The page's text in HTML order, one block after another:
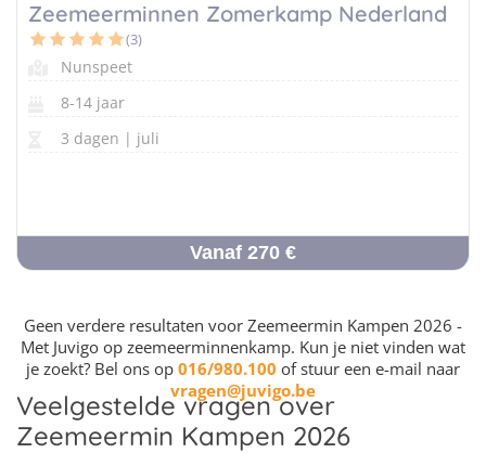
Vind jouw perfecte kamp
Beantwoord een paar korte vragen en wij doen de rest.
Zeemeerminnen Zomerkamp Nederland
(3)
Nunspeet
8-14 jaar
3 dagen | juli
Vanaf 270 €
Geen verdere resultaten voor Zeemeermin Kampen 2026 -
Met Juvigo op zeemeerminnenkamp. Kun je niet vinden wat
je zoekt? Bel ons op 016/980.100 of stuur een e-mail naar
vragen@juvigo.be
Veelgestelde vragen over
Zeemeermin Kampen 2026